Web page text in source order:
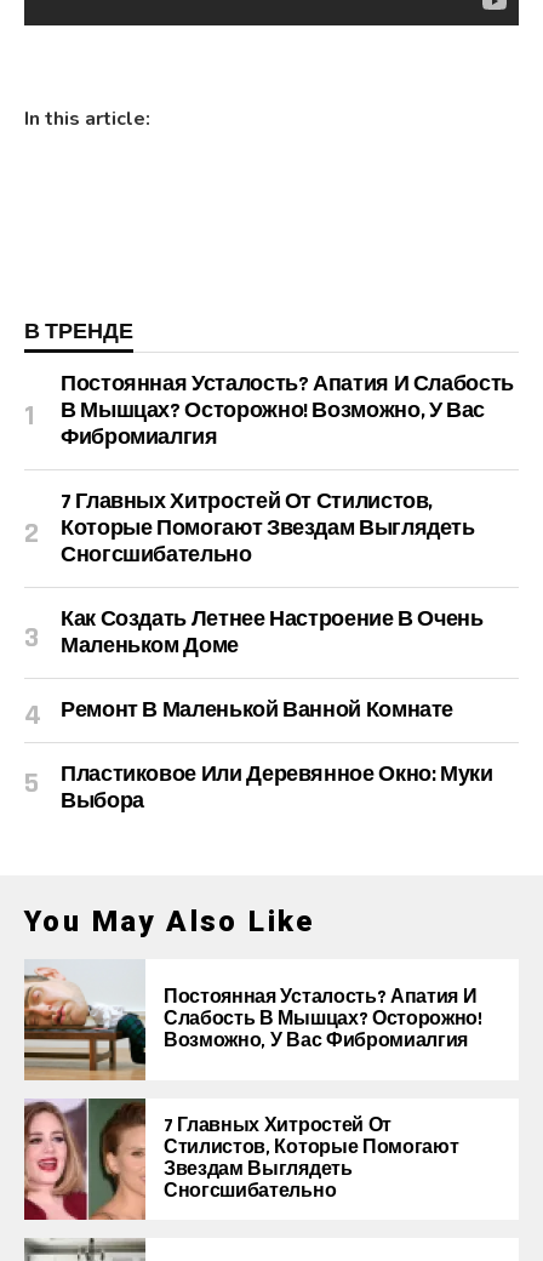
In this article:
В ТРЕНДЕ
Постоянная Усталость? Апатия И Слабость
В Мышцах? Осторожно! Возможно, У Вас
Фибромиалгия
7 Главных Хитростей От Стилистов,
Которые Помогают Звездам Выглядеть
Сногсшибательно
Как Создать Летнее Настроение В Очень
Маленьком Доме
Ремонт В Маленькой Ванной Комнате
Пластиковое Или Деревянное Окно: Муки
Выбора
You May Also Like
Постоянная Усталость? Апатия И
Слабость В Мышцах? Осторожно!
Возможно, У Вас Фибромиалгия
7 Главных Хитростей От
Стилистов, Которые Помогают
Звездам Выглядеть
Сногсшибательно